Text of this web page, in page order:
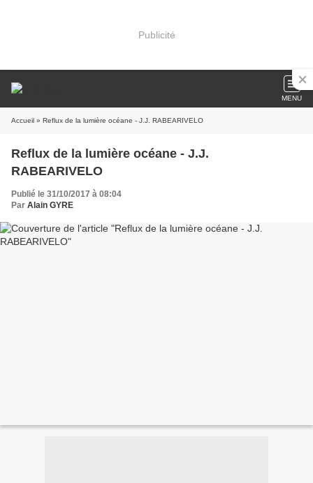
Publicité
MENU
Accueil » Reflux de la lumière océane - J.J. RABEARIVELO
Reflux de la lumière océane - J.J.
RABEARIVELO
Publié le 31/10/2017 à 08:04
Par Alain GYRE